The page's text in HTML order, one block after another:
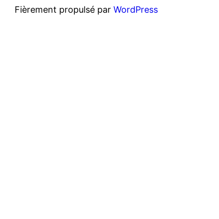
Fièrement propulsé parWordPress